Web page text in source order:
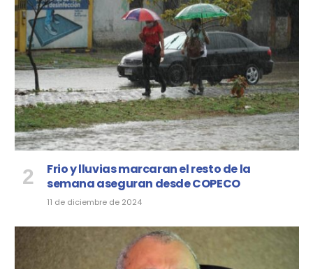
Frio y lluvias marcaran el resto de la
semana aseguran desde COPECO
11 de diciembre de 2024